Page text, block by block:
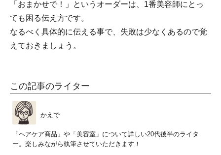
「おまかせで！」というオーダーは、1番美容師にとっ
ても困る伝え方です。
なるべく具体的に伝える事で、失敗は少なくあるので覚
えておきましょう。
この記事のライター
かえで
「ヘアケア商品」や「美容室」について詳しい20代後半のライタ
ー。楽しみながら執筆させていただきます！